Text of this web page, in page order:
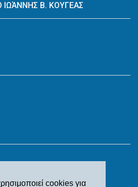
cookies για
ΙΩΆΝΝΗΣ Β. ΚΟΥΓΕΑΣ